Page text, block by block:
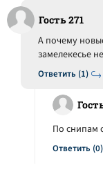
Гость 271
Ответить (1)
А почему
замелекесье
Ответить (0)
По снипам